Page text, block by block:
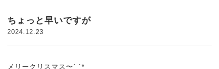
ちょっと早いですが
2024.12.23
メリークリスマス〜´ `*